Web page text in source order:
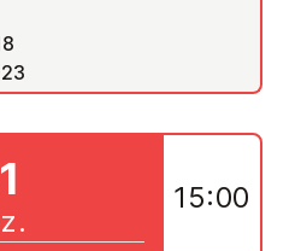
15:00